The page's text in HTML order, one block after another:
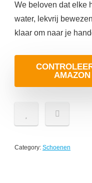
We beloven dat elke
water, lekvrij
klaar om naar je
AMAZON
Category: Schoenen